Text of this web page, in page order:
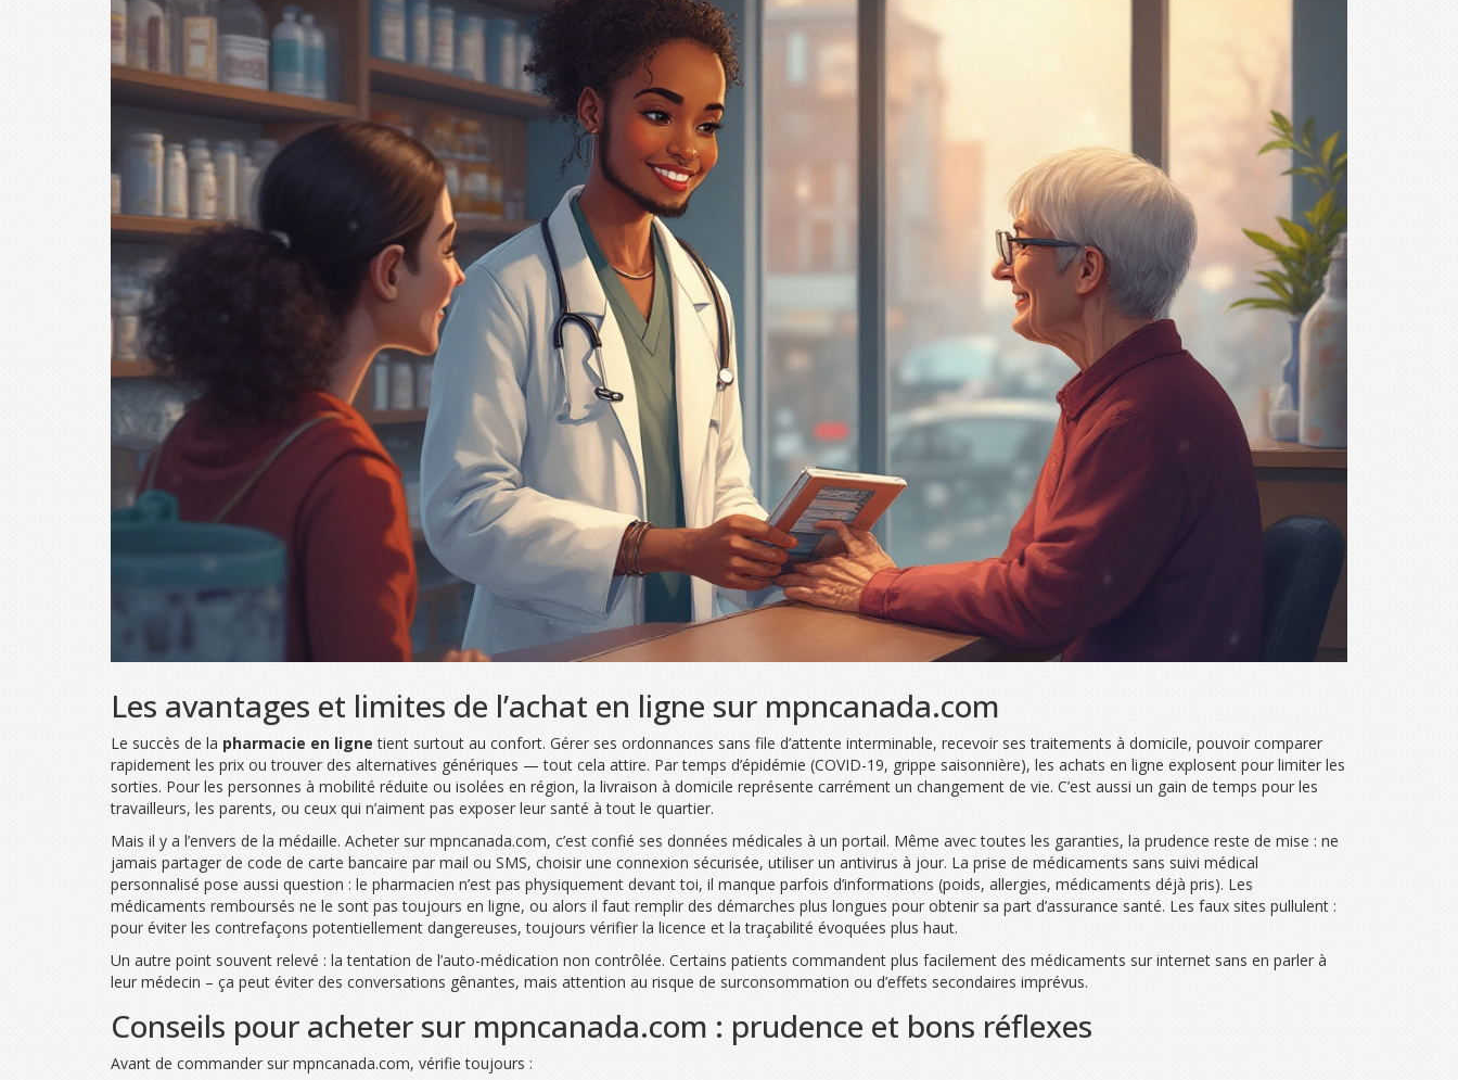
Les avantages et limites de l’achat en ligne sur mpncanada.com
Le succès de la pharmacie en ligne tient surtout au confort. Gérer ses ordonnances sans file d’attente interminable, recevoir ses traitements à domicile, pouvoir comparer
rapidement les prix ou trouver des alternatives génériques — tout cela attire. Par temps d’épidémie (COVID-19, grippe saisonnière), les achats en ligne explosent pour limiter les
sorties. Pour les personnes à mobilité réduite ou isolées en région, la livraison à domicile représente carrément un changement de vie. C’est aussi un gain de temps pour les
travailleurs, les parents, ou ceux qui n’aiment pas exposer leur santé à tout le quartier.
Mais il y a l’envers de la médaille. Acheter sur mpncanada.com, c’est confié ses données médicales à un portail. Même avec toutes les garanties, la prudence reste de mise : ne
jamais partager de code de carte bancaire par mail ou SMS, choisir une connexion sécurisée, utiliser un antivirus à jour. La prise de médicaments sans suivi médical
personnalisé pose aussi question : le pharmacien n’est pas physiquement devant toi, il manque parfois d’informations (poids, allergies, médicaments déjà pris). Les
médicaments remboursés ne le sont pas toujours en ligne, ou alors il faut remplir des démarches plus longues pour obtenir sa part d’assurance santé. Les faux sites pullulent :
pour éviter les contrefaçons potentiellement dangereuses, toujours vérifier la licence et la traçabilité évoquées plus haut.
Un autre point souvent relevé : la tentation de l’auto-médication non contrôlée. Certains patients commandent plus facilement des médicaments sur internet sans en parler à
leur médecin – ça peut éviter des conversations gênantes, mais attention au risque de surconsommation ou d’effets secondaires imprévus.
Conseils pour acheter sur mpncanada.com : prudence et bons réflexes
Avant de commander sur mpncanada.com, vérifie toujours :